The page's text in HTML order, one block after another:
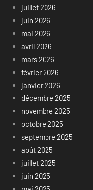
juillet 2026
juin 2026
mai 2026
avril 2026
mars 2026
février 2026
janvier 2026
décembre 2025
novembre 2025
octobre 2025
septembre 2025
août 2025
juillet 2025
juin 2025